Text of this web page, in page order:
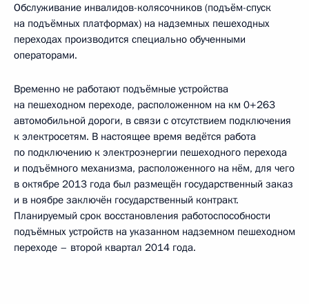
Обслуживание инвалидов-колясочников (подъём-спуск
на подъёмных платформах) на надземных пешеходных
переходах производится специально обученными
операторами.
Временно не работают подъёмные устройства
на пешеходном переходе, расположенном на км 0+263
автомобильной дороги, в связи с отсутствием подключения
к электросетям. В настоящее время ведётся работа
по подключению к электроэнергии пешеходного перехода
и подъёмного механизма, расположенного на нём, для чего
в октябре 2013 года был размещён государственный заказ
и в ноябре заключён государственный контракт.
Планируемый срок восстановления работоспособности
подъёмных устройств на указанном надземном пешеходном
переходе – второй квартал 2014 года.